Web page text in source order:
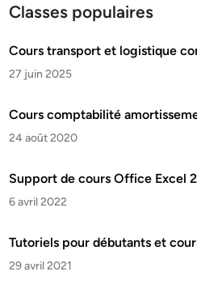
Classes populaires
Cours transport et logistique
27 juin 2025
Cours comptabilité
24 août 2020
Support de cours Office Excel
6 avril 2022
Tutoriels pour débutants et
29 avril 2021